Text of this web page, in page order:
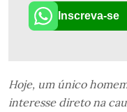
Inscreva-se
Hoje, um único
interesse direto na